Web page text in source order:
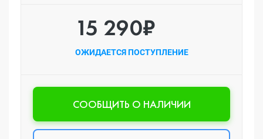
15 290₽
ОЖИДАЕТСЯ ПОСТУПЛЕНИЕ
CООБЩИТЬ О НАЛИЧИИ